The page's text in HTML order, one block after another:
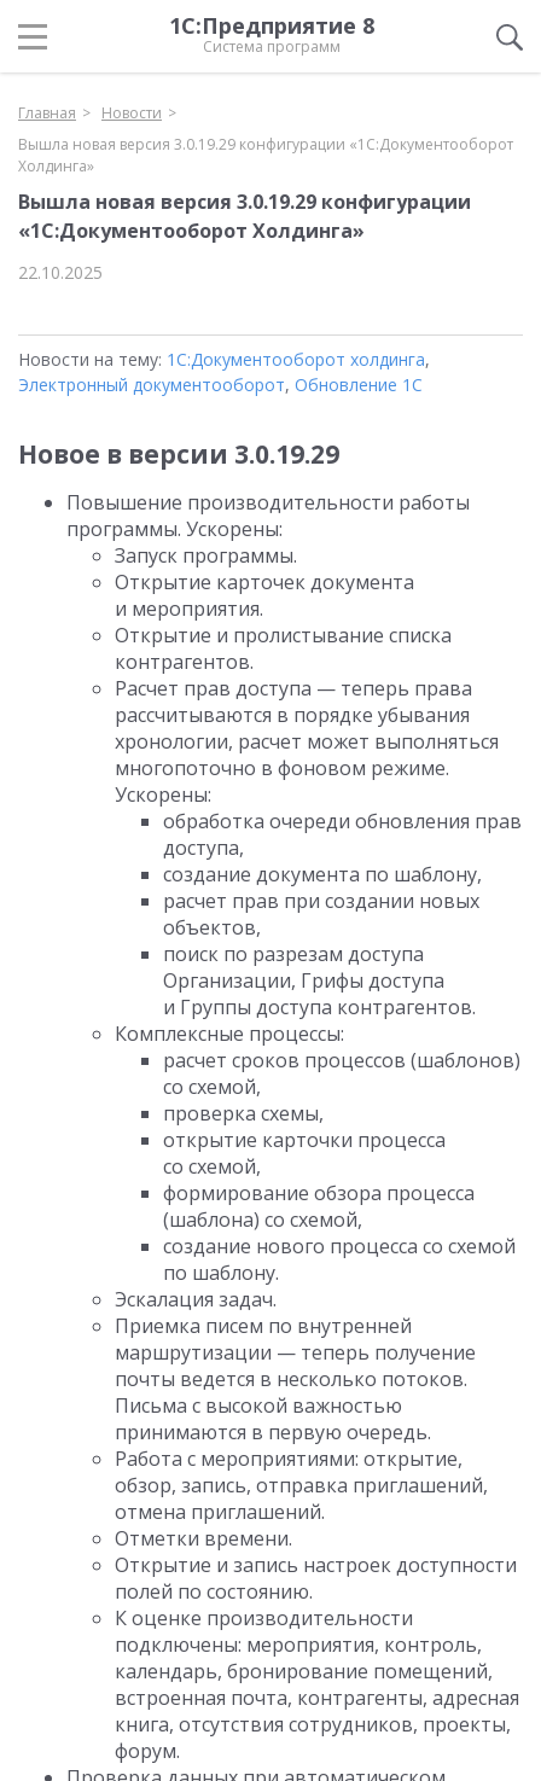
1С:Предприятие 8
Система программ
Главная
Новости
Вышла новая версия 3.0.19.29 конфигурации «1С:Документооборот
Холдинга»
Вышла новая версия 3.0.19.29 конфигурации
«1С:Документооборот Холдинга»
22.10.2025
Новости на тему: 1С:Документооборот холдинга,
Электронный документооборот, Обновление 1С
Новое в версии 3.0.19.29
Повышение производительности работы
программы. Ускорены:
Запуск программы.
Открытие карточек документа
и мероприятия.
Открытие и пролистывание списка
контрагентов.
Расчет прав доступа — теперь права
рассчитываются в порядке убывания
хронологии, расчет может выполняться
многопоточно в фоновом режиме.
Ускорены:
обработка очереди обновления прав
доступа,
создание документа по шаблону,
расчет прав при создании новых
объектов,
поиск по разрезам доступа
Организации, Грифы доступа
и Группы доступа контрагентов.
Комплексные процессы:
расчет сроков процессов (шаблонов)
со схемой,
проверка схемы,
открытие карточки процесса
со схемой,
формирование обзора процесса
(шаблона) со схемой,
создание нового процесса со схемой
по шаблону.
Эскалация задач.
Приемка писем по внутренней
маршрутизации — теперь получение
почты ведется в несколько потоков.
Письма с высокой важностью
принимаются в первую очередь.
Работа с мероприятиями: открытие,
обзор, запись, отправка приглашений,
отмена приглашений.
Отметки времени.
Открытие и запись настроек доступности
полей по состоянию.
К оценке производительности
подключены: мероприятия, контроль,
календарь, бронирование помещений,
встроенная почта, контрагенты, адресная
книга, отсутствия сотрудников, проекты,
форум.